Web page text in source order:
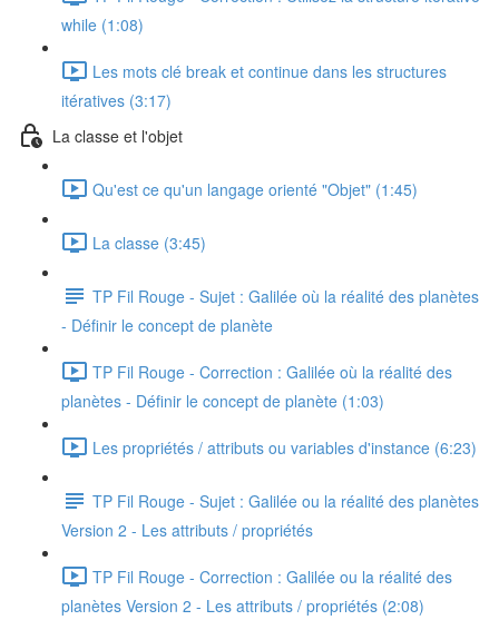
while (1:08)
Les mots clé break et continue dans les structures
itératives (3:17)
La classe et l'objet
Qu'est ce qu'un langage orienté "Objet" (1:45)
La classe (3:45)
TP Fil Rouge - Sujet : Galilée où la réalité des planètes
- Définir le concept de planète
TP Fil Rouge - Correction : Galilée où la réalité des
planètes - Définir le concept de planète (1:03)
Les propriétés / attributs ou variables d'instance (6:23)
TP Fil Rouge - Sujet : Galilée ou la réalité des planètes
Version 2 - Les attributs / propriétés
TP Fil Rouge - Correction : Galilée ou la réalité des
planètes Version 2 - Les attributs / propriétés (2:08)